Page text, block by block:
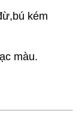
kém
màu.